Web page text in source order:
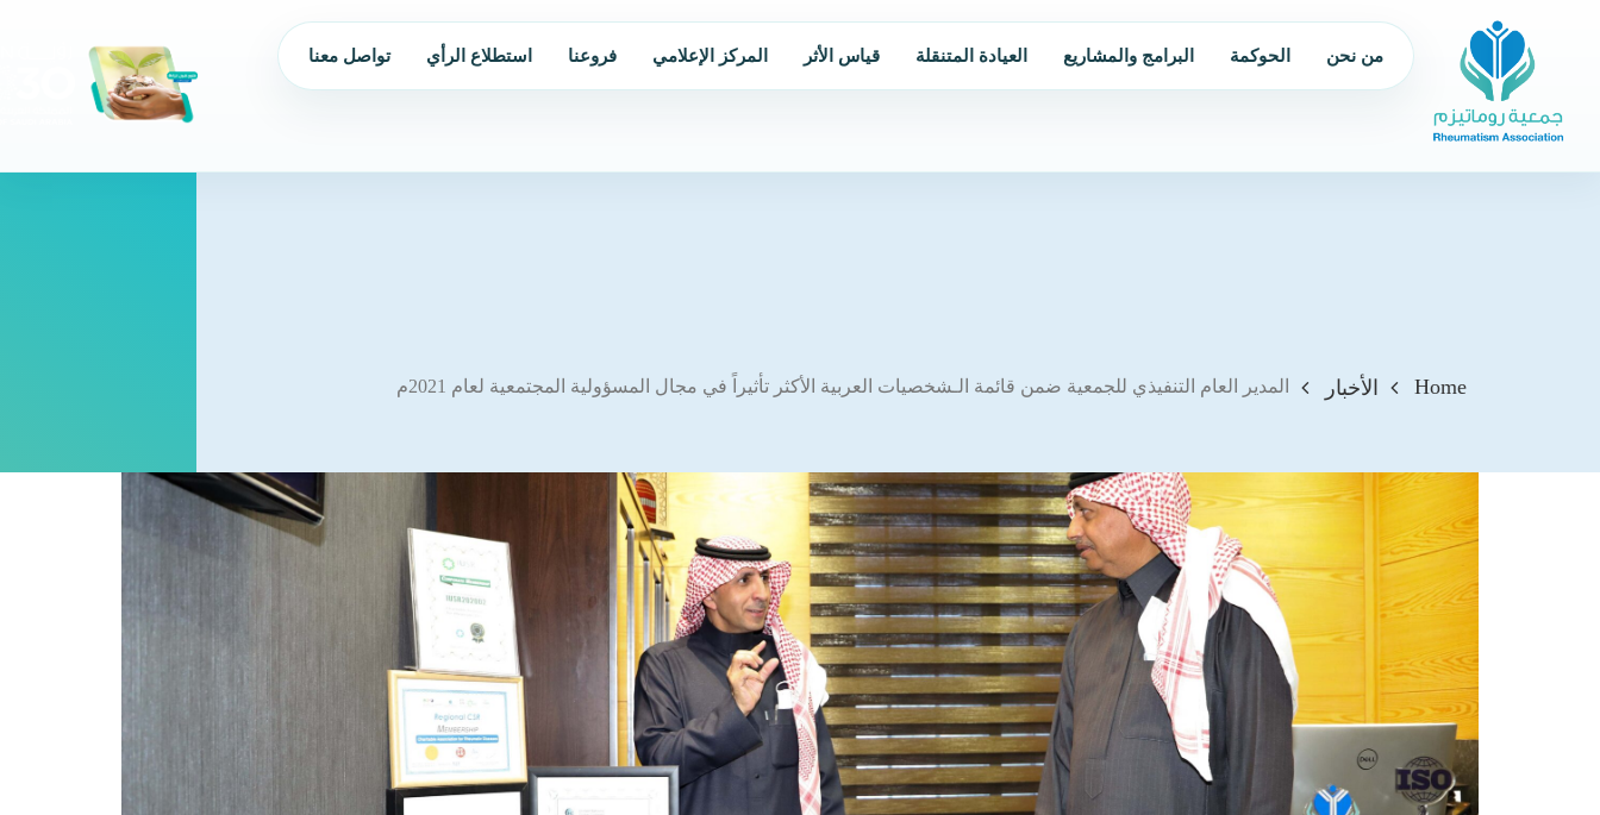
الحوكمة من نحن الحوكمة البرامج والمشاريع العيادة المتنقلة قياس الأثر المركز الإعلامي فروعنا استطلاع الرأي تواصل معنا
Home الأخبار المدير العام التنفيذي للجمعية ضمن قائمة الـشخصيات العربية الأكثر تأثيراً في مجال المسؤولية المجتمعية لعام 2021م